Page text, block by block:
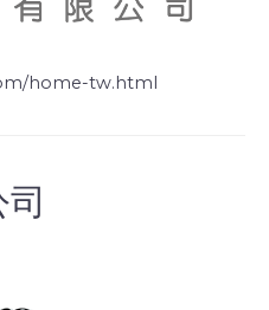
home-tw.html